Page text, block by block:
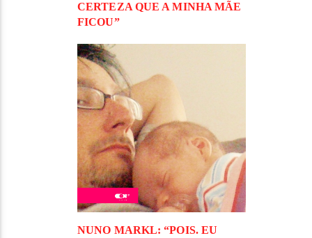
CERTEZA QUE A MINHA MÃE
FICOU”
NUNO MARKL: “POIS. EU